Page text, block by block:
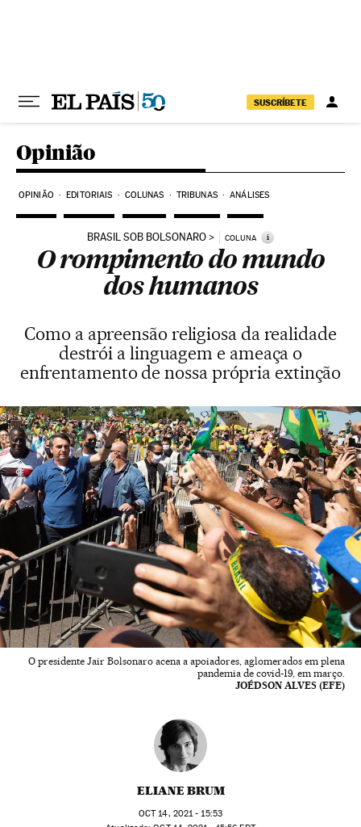
SUSCRÍBETE
Opinião
OPINIÃO EDITORIAIS COLUNAS TRIBUNAS ANÁLISES
BRASIL SOB BOLSONARO COLUNA i
O rompimento do mundo
dos humanos
Como a apreensão religiosa da realidade
destrói a linguagem e ameaça o
enfrentamento de nossa própria extinção
O presidente Jair Bolsonaro acena a apoiadores, aglomerados em plena
pandemia de covid-19, em março.
JOÉDSON ALVES (EFE)
ELIANE BRUM
OCT14, 2021 - 15:53